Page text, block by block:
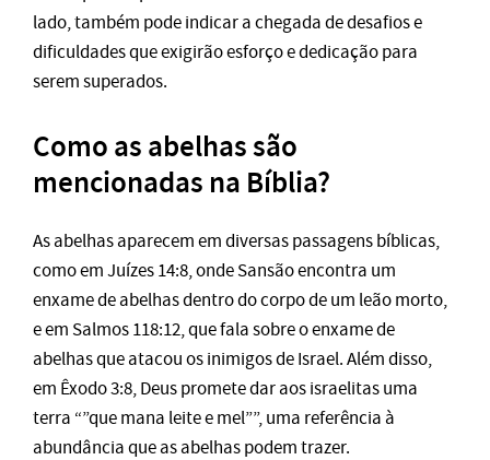
lado, também pode indicar a chegada de desafios e
dificuldades que exigirão esforço e dedicação para
serem superados.
Como as abelhas são
mencionadas na Bíblia?
As abelhas aparecem em diversas passagens bíblicas,
como em Juízes 14:8, onde Sansão encontra um
enxame de abelhas dentro do corpo de um leão morto,
e em Salmos 118:12, que fala sobre o enxame de
abelhas que atacou os inimigos de Israel. Além disso,
em Êxodo 3:8, Deus promete dar aos israelitas uma
terra “”que mana leite e mel””, uma referência à
abundância que as abelhas podem trazer.